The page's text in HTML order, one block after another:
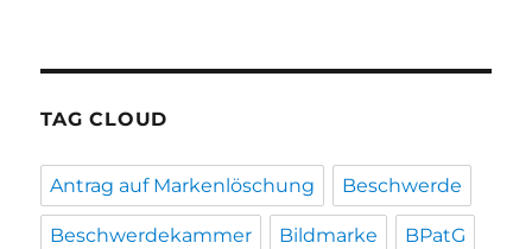
TAG CLOUD
Antrag auf Markenlöschung Beschwerde
Beschwerdekammer Bildmarke BPatG